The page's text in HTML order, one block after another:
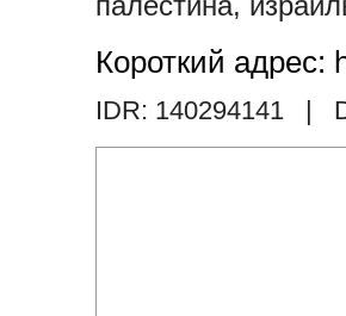
Короткий адрес:
IDR: 140294141 |